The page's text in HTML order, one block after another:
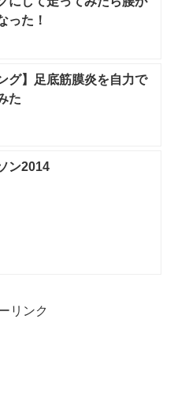
った！
グ】足底筋膜炎を自力で
た
ン2014
リンク